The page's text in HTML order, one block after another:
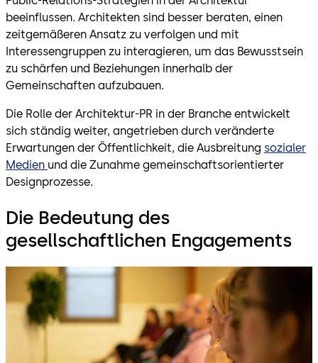
beeinflussen. Architekten sind besser beraten, einen
zeitgemäßeren Ansatz zu verfolgen und mit
Interessengruppen zu interagieren, um das Bewusstsein
zu schärfen und Beziehungen innerhalb der
Gemeinschaften aufzubauen.
Die Rolle der Architektur-PR in der Branche entwickelt
sich ständig weiter, angetrieben durch veränderte
Erwartungen der Öffentlichkeit, die Ausbreitung sozialer
Medien und die Zunahme gemeinschaftsorientierter
Designprozesse.
Die Bedeutung des
gesellschaftlichen Engagements